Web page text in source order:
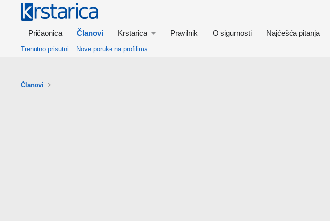
Pričaonica Članovi Krstarica Pravilnik O sigurnosti Najćešća pitanja
Trenutno prisutni Nove poruke na profilima
Članovi